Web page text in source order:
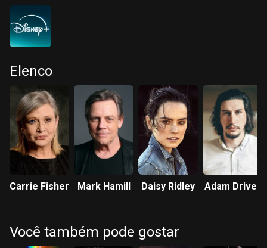
Elenco
Carrie Fisher Mark Hamill Daisy Ridley Adam Driver
Você também pode gostar